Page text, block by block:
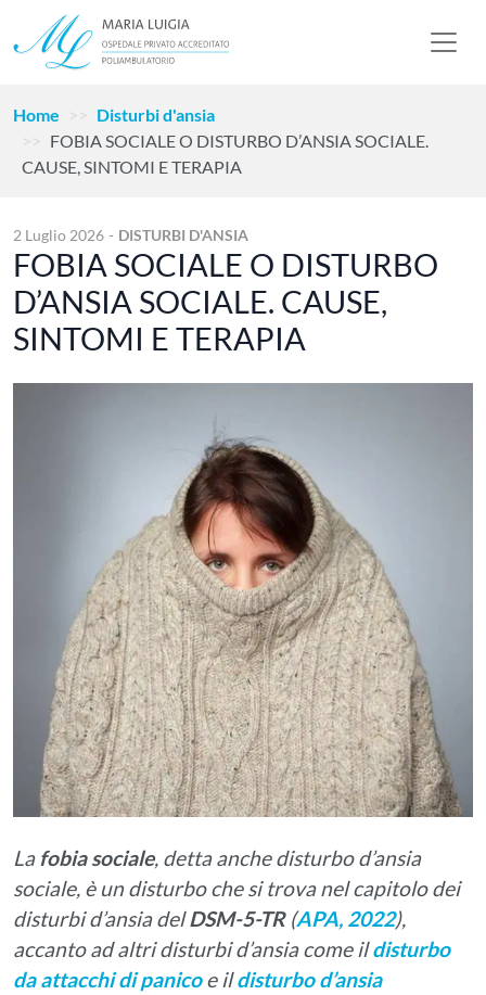
Home
Disturbi d'ansia
FOBIA SOCIALE O DISTURBO D’ANSIA SOCIALE.
CAUSE, SINTOMI E TERAPIA
2 Luglio 2026 - DISTURBI D'ANSIA
FOBIA SOCIALE O DISTURBO
D’ANSIA SOCIALE. CAUSE,
SINTOMI E TERAPIA
La fobia sociale, detta anche disturbo d’ansia
sociale, è un disturbo che si trova nel capitolo dei
disturbi d’ansia delDSM-5-TR(APA, 2022),
accanto ad altri disturbi d’ansia come ildisturbo
da attacchi di panicoe ildisturbo d’ansia